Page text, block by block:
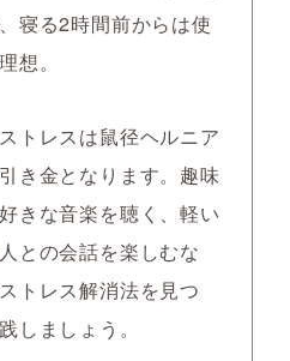
寝る2時間前からは使
想。
トレスは鼠径ヘルニア
き金となります。趣味
きな音楽を聴く、軽い
との会話を楽しむな
トレス解消法を見つ
しましょう。